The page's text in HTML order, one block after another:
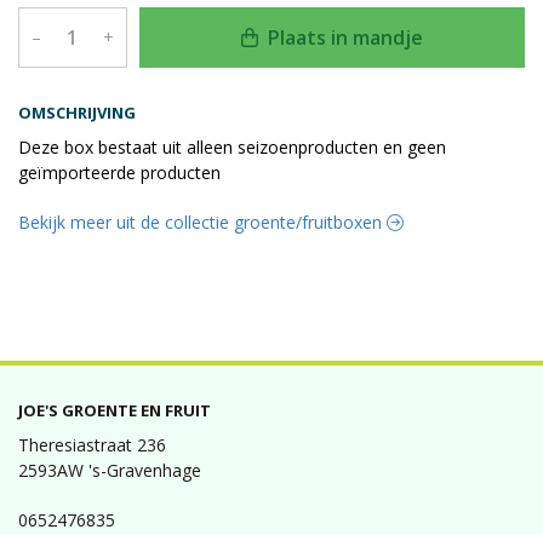
OMSCHRIJVING
Deze box bestaat uit alleen seizoenproducten en geen
geïmporteerde producten
– + Plaats in mandje
Bekijk meer uit de collectie groente/fruitboxen
JOE'S GROENTE EN FRUIT
Theresiastraat 236
2593AW 's-Gravenhage
0652476835